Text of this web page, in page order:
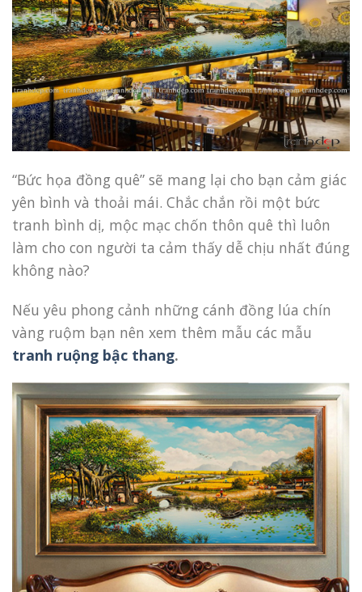
“Bức họa đồng quê” sẽ mang lại cho bạn cảm giác
yên bình và thoải mái. Chắc chắn rồi một bức
tranh bình dị, mộc mạc chốn thôn quê thì luôn
làm cho con người ta cảm thấy dễ chịu nhất đúng
không nào?
Nếu yêu phong cảnh những cánh đồng lúa chín
vàng ruộm bạn nên xem thêm mẫu các mẫu
tranh ruộng bậc thang.